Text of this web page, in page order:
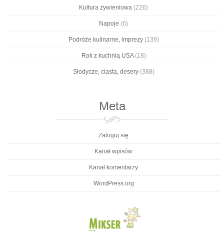
Kultura żywieniowa (226)
Napoje (6)
Podróże kulinarne, imprezy(139)
Rok z kuchnią USA(18)
Słodycze, ciasta, desery(388)
Meta
Zaloguj się
Kanał wpisów
Kanał komentarzy
WordPress.org